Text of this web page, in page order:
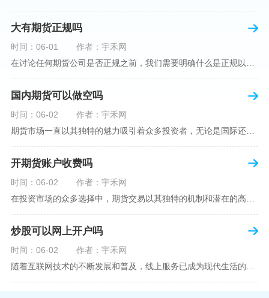
大有期货正规吗
时间：06-01
作者：宇禾网
国内期货可以做空吗
时间：06-02
作者：宇禾网
期货市场一直以其独特的魅力吸引着众多投资者，无论是国际还是国内场景下，其波澜壮阔的市场行情都给予了投资者无限遐想。今天，我们将深入探讨一个特别的问题——"国内期货可以做空吗"？这个问题不仅关乎投资者的策略布局，更涉及到期货市场机制的基本理解。在深入探讨之前，我们首先需要明确几个期货市场的基础概念。期货，是指在标准化合约基础上，双方承诺在未来某一特定时间以约定价格买卖一定数量的商品或金融产品的合约。它允訸投资者通过买入（做多）或卖出（做空）合约来预测未来价格的变动。我们来揭开国
开期货账户收费吗
时间：06-02
作者：宇禾网
炒股可以网上开户吗
时间：06-02
作者：宇禾网